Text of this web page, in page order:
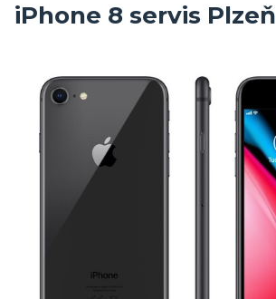
iPhone 8 servis Plzeň